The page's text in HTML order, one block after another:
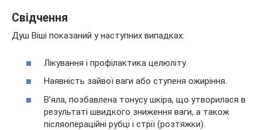
Свідчення
Душ Віші показаний у наступних випадках:
Лікування і профілактика целюліту.
Наявність зайвої ваги або ступеня ожиріння.
В’яла, позбавлена тонусу шкіра, що утворилася в
результаті швидкого зниження ваги, а також
післяопераційні рубці і стрії (розтяжки).